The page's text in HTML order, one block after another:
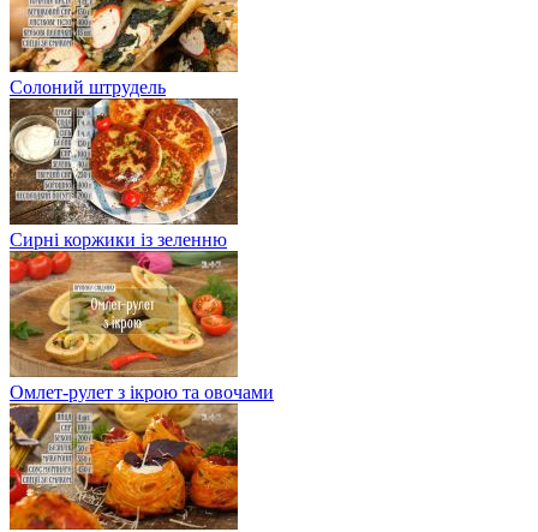
Солоний штрудель
Сирні коржики із зеленню
Омлет-рулет з ікрою та овочами